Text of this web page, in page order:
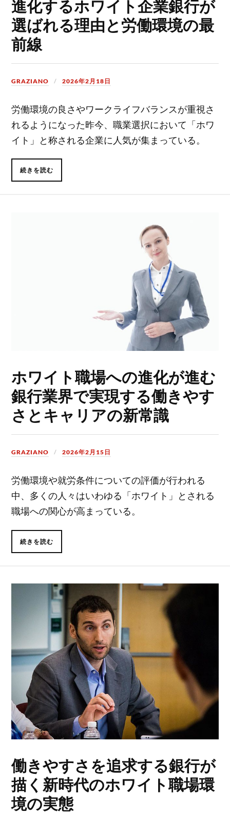
進化するホワイト企業銀行が
選ばれる理由と労働環境の最
前線
GRAZIANO 2026年2月18日
労働環境の良さやワークライフバランスが重視さ
れるようになった昨今、職業選択において「ホワ
イト」と称される企業に人気が集まっている。
続きを読む
ホワイト職場への進化が進む
銀行業界で実現する働きやす
さとキャリアの新常識
GRAZIANO 2026年2月15日
労働環境や就労条件についての評価が行われる
中、多くの人々はいわゆる「ホワイト」とされる
職場への関心が高まっている。
続きを読む
働きやすさを追求する銀行が
描く新時代のホワイト職場環
境の実態